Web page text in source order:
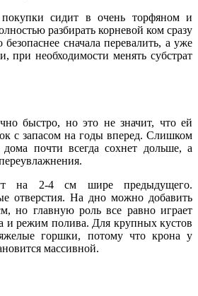
сидит в очень торфяном и
разбирать корневой ком сразу
сначала перевалить, а уже
при необходимости менять субстрат
быстро, но это не значит, что ей
с запасом на годы вперед. Слишком
почти всегда сохнет дольше, а
на 2-4 см шире предыдущего.
отверстия. На дно можно добавить
но главную роль все равно играет
и режим полива. Для крупных кустов
горшки, потому что крона у
массивной.